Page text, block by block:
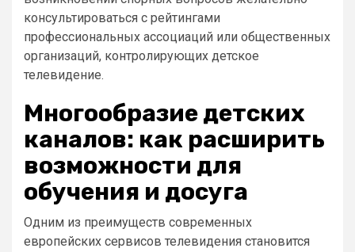
консультироваться с рейтингами
профессиональных ассоциаций или общественных
организаций, контролирующих детское
телевидение.
Многообразие детских
каналов: как расширить
возможности для
обучения и досуга
Одним из преимуществ современных
европейских сервисов телевидения становится